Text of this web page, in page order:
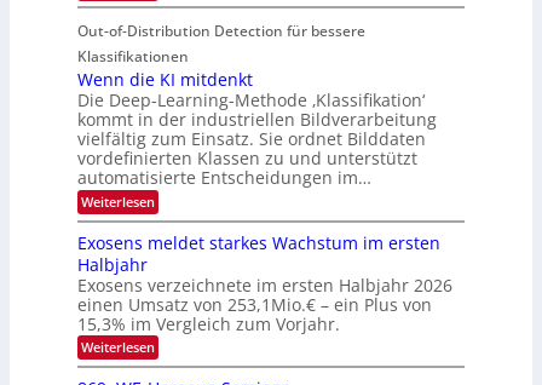
n
I
S
I
O
N
T
e
c
h
T
a
k
s
e
n
a
u
f
d
e
r
V
S
I
O
N
T
a
g
u
n
g
z
u
E
l
e
t
r
o
n
Out-of-Distribution Detection für bessere
Klassifikationen
Wenn die KI mitdenkt
Die Deep-Learning-Methode ‚Klassifikation‘
kommt in der industriellen Bildverarbeitung
vielfältig zum Einsatz. Sie ordnet Bilddaten
vordefinierten Klassen zu und unterstützt
automatisierte Entscheidungen im…
Weiterlesen:
W
n
d
i
e
K
I
m
Exosens meldet starkes Wachstum im ersten
Halbjahr
Exosens verzeichnete im ersten Halbjahr 2026
einen Umsatz von 253,1Mio.€ – ein Plus von
15,3% im Vergleich zum Vorjahr.
Weiterlesen:
E
x